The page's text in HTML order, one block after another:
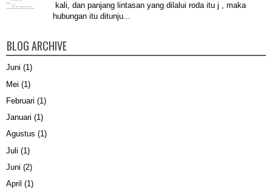
kali, dan panjang lintasan yang dilalui roda itu j , maka
hubungan itu ditunju...
BLOG ARCHIVE
Juni (1)
Mei (1)
Februari (1)
Januari (1)
Agustus (1)
Juli (1)
Juni (2)
April (1)